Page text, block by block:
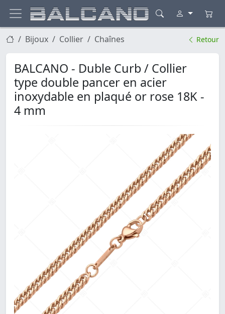
Bijoux Collier Chaînes Retour
BALCANO - Duble Curb / Collier
type double pancer en acier
inoxydable en plaqué or rose 18K -
4 mm